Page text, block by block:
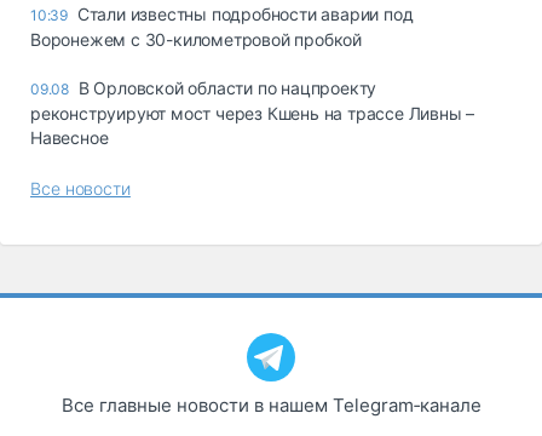
10:39 Стали известны подробности аварии под
Воронежем с 30-километровой пробкой
09.08 В Орловской области по нацпроекту
реконструируют мост через Кшень на трассе Ливны –
Навесное
Все новости
Все главные новости в нашем Telegram‑канале